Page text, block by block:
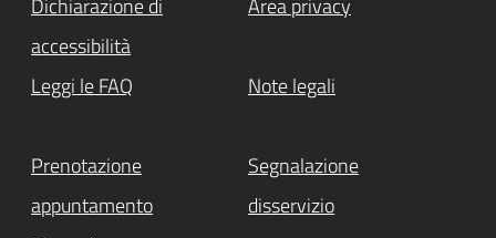
accessibilità
Leggi le FAQ Note legali
Prenotazione
appuntamento
Segnalazione
disservizio